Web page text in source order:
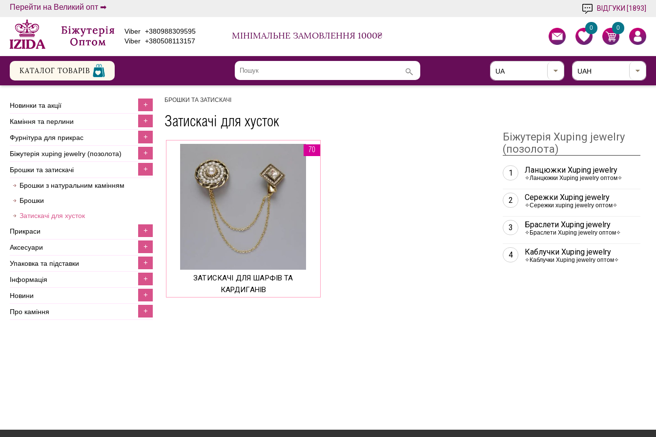
Перейти на Великий опт ➡ ВІДГУКИ [1893]
viber +380988309595
viber +380508113157 МІНІМАЛЬНЕ ЗАМОВЛЕННЯ 1000₴
0
0
КАТАЛОГ ТОВАРIВ UAH
UA
+
новинки та акції
+
каміння та перлини
+
фурнітура для прикрас
+
біжутерія xuping jewelry (позолота)
+
брошки та затискачі
Брошки з натуральним камінням
Брошки
Затискачі для хусток
+
прикраси
+
аксесуари
+
упаковка та підставки
+
інформація
+
новини
+
про каміння
БРОШКИ ТА ЗАТИСКАЧІ
Затискачі для хусток
Біжутерія Xuping jewelry
(позолота)
1 Ланцюжки Xuping jewelry
✧Ланцюжки Xuping jewelry оптом✧
2 Сережки Xuping jewelry
✧Сережки xuping jewelry оптом✧
3 Браслети Xuping jewelry
✧Браслети Xuping jewelry оптом✧
4 Каблучки Xuping jewelry
✧Каблучки Xuping jewelry оптом✧
ЗАТИСКАЧІ ДЛЯ ШАРФІВ ТА
КАРДИГАНІВ
70